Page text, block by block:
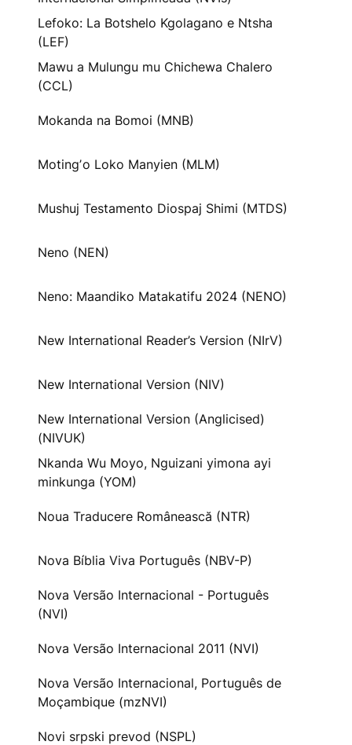
Lefoko: La Botshelo Kgolagano e Ntsha
(LEF)
Mawu a Mulungu mu Chichewa Chalero
(CCL)
Mokanda na Bomoi (MNB)
Motingʼo Loko Manyien (MLM)
Mushuj Testamento Diospaj Shimi (MTDS)
Neno (NEN)
Neno: Maandiko Matakatifu 2024 (NENO)
New International Reader’s Version (NIrV)
New International Version (NIV)
New International Version (Anglicised)
(NIVUK)
Nkanda Wu Moyo, Nguizani yimona ayi
minkunga (YOM)
Noua Traducere Românească (NTR)
Nova Bíblia Viva Português (NBV-P)
Nova Versão Internacional - Português
(NVI)
Nova Versão Internacional 2011 (NVI)
Nova Versão Internacional, Português de
Moçambique (mzNVI)
Novi srpski prevod (NSPL)